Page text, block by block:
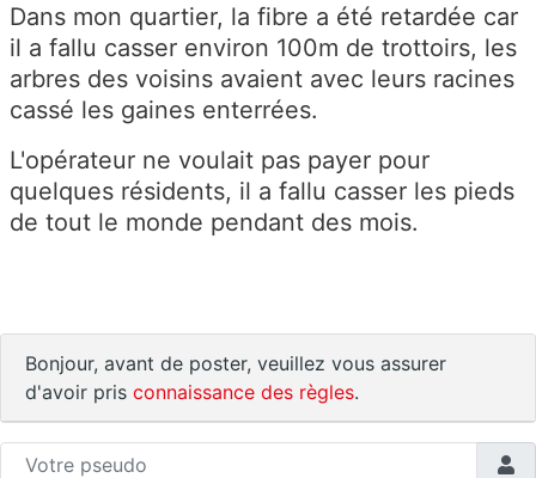
Dans mon quartier, la fibre a été retardée car
il a fallu casser environ 100m de trottoirs, les
arbres des voisins avaient avec leurs racines
cassé les gaines enterrées.
L'opérateur ne voulait pas payer pour
quelques résidents, il a fallu casser les pieds
de tout le monde pendant des mois.
Bonjour, avant de poster, veuillez vous assurer
d'avoir pris connaissance des règles.